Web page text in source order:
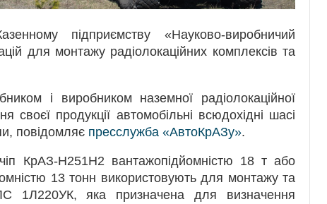
підприємству «Науково-виробничий
для монтажу радіолокаційних комплексів та
і виробником наземної радіолокаційної
своєї продукції автомобільні всюдохідні шасі
повідомляє пресслужба «АвтоКрАЗу».
КрАЗ-H251H2 вантажопідйомністю 18 т або
13 тонн використовують для монтажу та
1Л220УК, яка призначена для визначення